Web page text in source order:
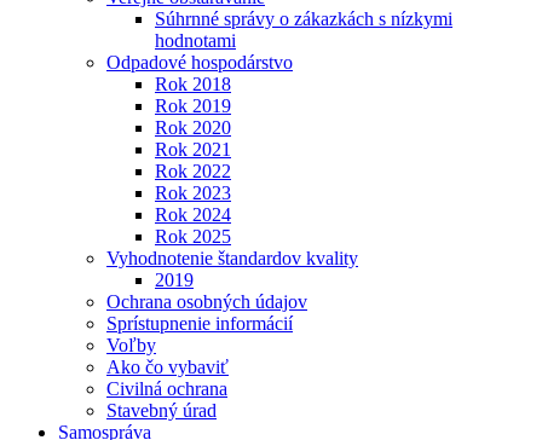
Súhrnné správy o zákazkách s nízkymi
hodnotami
Odpadové hospodárstvo
Rok 2018
Rok 2019
Rok 2020
Rok 2021
Rok 2022
Rok 2023
Rok 2024
Rok 2025
Vyhodnotenie štandardov kvality
2019
Ochrana osobných údajov
Sprístupnenie informácií
Voľby
Ako čo vybaviť
Civilná ochrana
Stavebný úrad
Samospráva